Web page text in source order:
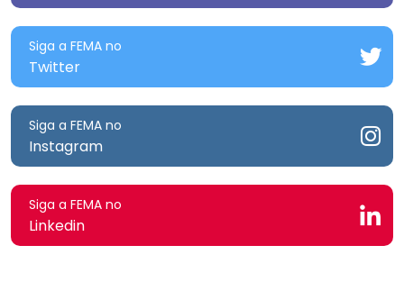
Siga a FEMA no
Twitter
Siga a FEMA no
Instagram
Siga a FEMA no
Linkedin